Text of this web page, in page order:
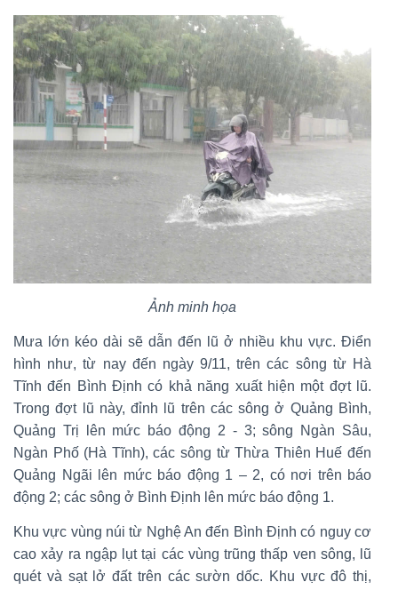
Ảnh minh họa
Mưa lớn kéo dài sẽ dẫn đến lũ ở nhiều khu vực. Điển
hình như, từ nay đến ngày 9/11, trên các sông từ Hà
Tĩnh đến Bình Định có khả năng xuất hiện một đợt lũ.
Trong đợt lũ này, đỉnh lũ trên các sông ở Quảng Bình,
Quảng Trị lên mức báo động 2 - 3; sông Ngàn Sâu,
Ngàn Phố (Hà Tĩnh), các sông từ Thừa Thiên Huế đến
Quảng Ngãi lên mức báo động 1 – 2, có nơi trên báo
động 2; các sông ở Bình Định lên mức báo động 1.
Khu vực vùng núi từ Nghệ An đến Bình Định có nguy cơ
cao xảy ra ngập lụt tại các vùng trũng thấp ven sông, lũ
quét và sạt lở đất trên các sườn dốc. Khu vực đô thị,